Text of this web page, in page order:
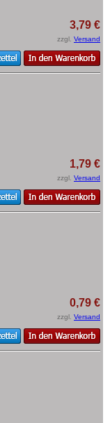
3,79 €
zzgl. Versand
1,79 €
zzgl. Versand
0,79 €
zzgl. Versand